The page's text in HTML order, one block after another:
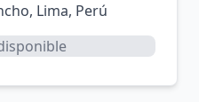
Lima, Perú